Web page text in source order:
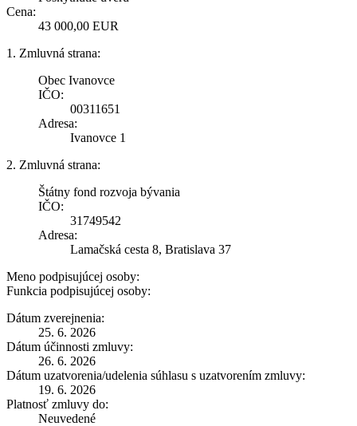
Cena:
43 000,00 EUR
1. Zmluvná strana:
Obec Ivanovce
IČO:
00311651
Adresa:
Ivanovce 1
2. Zmluvná strana:
Štátny fond rozvoja bývania
IČO:
31749542
Adresa:
Lamačská cesta 8, Bratislava 37
Meno podpisujúcej osoby:
Funkcia podpisujúcej osoby:
Dátum zverejnenia:
25. 6. 2026
Dátum účinnosti zmluvy:
26. 6. 2026
Dátum uzatvorenia/udelenia súhlasu s uzatvorením zmluvy:
19. 6. 2026
Platnosť zmluvy do:
Neuvedené